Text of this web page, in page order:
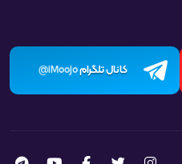
کانال تلگرامiMoojo@